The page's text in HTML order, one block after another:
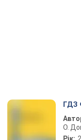
ГДЗ
О.